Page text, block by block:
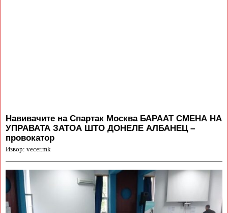
Навивачите на Спартак Москва БАРААТ СМЕНА НА
УПРАВАТА ЗАТОА ШТО ДОНЕЛЕ АЛБАНЕЦ –
провокатор
Извор: vecer.mk